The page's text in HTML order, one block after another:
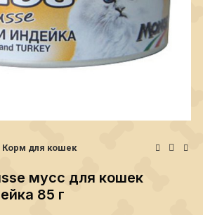
Корм для кошек
мусс для кошек
85 г